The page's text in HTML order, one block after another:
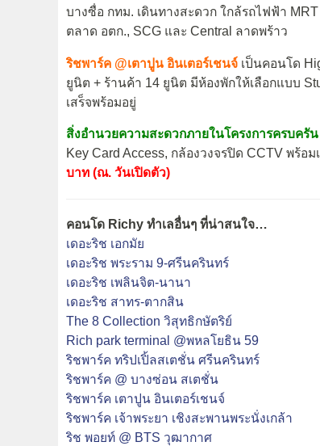
บางซื่อ กทม. เดินทางสะดวก ใกล้รถไฟฟ้า
ตลาด อตก., SCG และ Central ลาดพร้าว
ริชพาร์ค @เตาปูน อินเตอร์เชนจ์ เป็นคอนโด
ยูนิต + ร้านค้า 14 ยูนิต มีห้องพักให้เลือกแบบ
เสร็จพร้อมอยู่
สิ่งอำนวยความสะดวกภายในโครงการครบครัน
Key Card Access, กล้องวงจรปิด CCTV พร้
บาท (ณ. วันเปิดตัว)
คอนโด Richy ทำเลอื่นๆ ที่น่าสนใจ…
เดอะริช เอกมัย
เดอะริช พระราม 9-ศรีนครินทร์
เดอะริช เพลินจิต-นานา
เดอะริช สาทร-ตากสิน
The 8 Collection วิสุทธิกษัตริย์
Rich park terminal @พหลโยธิน 59
ริชพาร์ค ทริปเปิ้ลสเตชั่น ศรีนครินทร์
ริชพาร์ค @ บางซ่อน สเตชั่น
ริชพาร์ค เตาปูน อินเตอร์เชนจ์
ริชพาร์ค เจ้าพระยา เชิงสะพานพระนั่งเกล้า
ริช พอยท์ @ BTS วุฒากาศ